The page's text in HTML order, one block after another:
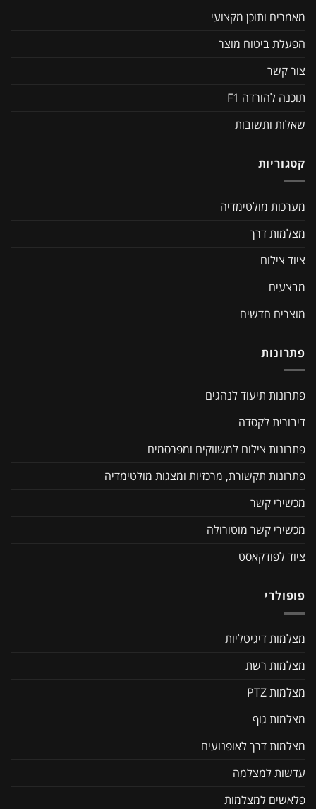
מאמרים ותוכן מקצועי
הפעלת ביטוח מוצר
צור קשר
תוכנה להורדה F1
שאלות ותשובות
קטגוריות
מערכות מולטימדיה
מצלמות דרך
ציוד צילום
מבצעים
מוצרים חדשים
פתרונות
פתרונות תיעוד לנהגים
דיבורית לקסדה
פתרונות צילום למשווקים ומפרסמים
פתרונות תקשורת, מרכזיות ומצגות מולטימדיה
מכשירי קשר
מכשירי קשר מוטורולה
ציוד לפודקאסט
פופולרי
מצלמות דיגיטליות
מצלמות רשת
מצלמות PTZ
מצלמות גוף
מצלמות דרך לאופנועים
עדשות למצלמה
פלאשים למצלמות